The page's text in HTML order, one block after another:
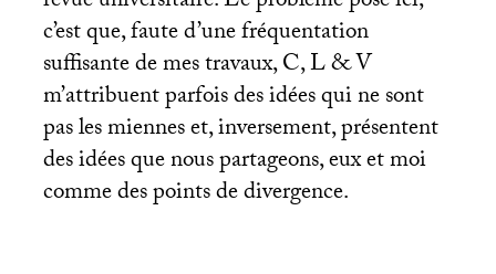
c’est que, faute d’une fréquentation
suffisante de mes travaux, C, L & V
m’attribuent parfois des idées qui ne sont
pas les miennes et, inversement, présentent
des idées que nous partageons, eux et moi
comme des points de divergence.